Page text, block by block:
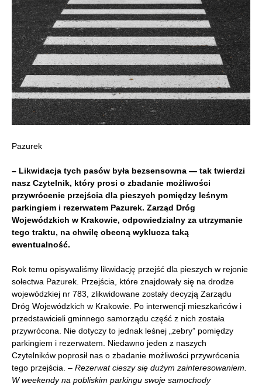
Pazurek
– Likwidacja tych pasów była bezsensowna — tak twierdzi
nasz Czytelnik, który prosi o zbadanie możliwości
przywrócenie przejścia dla pieszych pomiędzy leśnym
parkingiem i rezerwatem Pazurek. Zarząd Dróg
Wojewódzkich w Krakowie, odpowiedzialny za utrzymanie
tego traktu, na chwilę obecną wyklucza taką
ewentualność.
Rok temu opisywaliśmy likwidację przejść dla pieszych w rejonie
sołectwa Pazurek. Przejścia, które znajdowały się na drodze
wojewódzkiej nr 783, zlikwidowane zostały decyzją Zarządu
Dróg Wojewódzkich w Krakowie. Po interwencji mieszkańców i
przedstawicieli gminnego samorządu część z nich została
przywrócona. Nie dotyczy to jednak leśnej „zebry” pomiędzy
parkingiem i rezerwatem. Niedawno jeden z naszych
Czytelników poprosił nas o zbadanie możliwości przywrócenia
tego przejścia. – Rezerwat cieszy się dużym zainteresowaniem.
W weekendy na pobliskim parkingu swoje samochody